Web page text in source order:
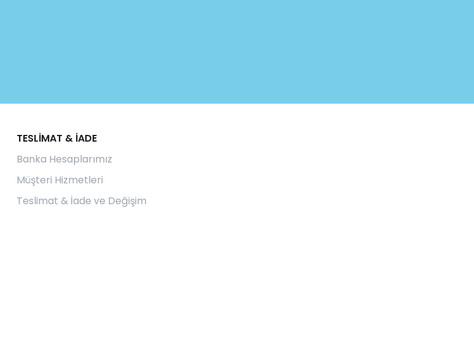
TESLİMAT & İADE
Banka Hesaplarımız
Müşteri Hizmetleri
Teslimat & İade ve Değişim